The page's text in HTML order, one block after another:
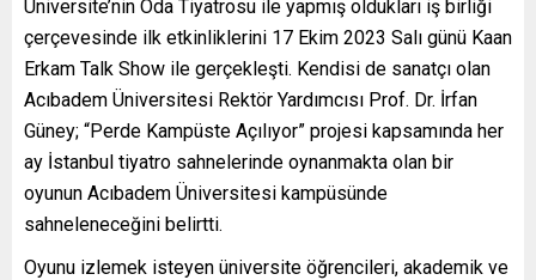
Üniversite’nin Oda Tiyatrosu ile yapmış oldukları iş birliği
çerçevesinde ilk etkinliklerini 17 Ekim 2023 Salı günü Kaan
Erkam Talk Show ile gerçekleşti. Kendisi de sanatçı olan
Acıbadem Üniversitesi Rektör Yardımcısı Prof. Dr. İrfan
Güney; “Perde Kampüste Açılıyor” projesi kapsamında her
ay İstanbul tiyatro sahnelerinde oynanmakta olan bir
oyunun Acıbadem Üniversitesi kampüsünde
sahneleneceğini belirtti.
Oyunu izlemek isteyen üniversite öğrencileri, akademik ve